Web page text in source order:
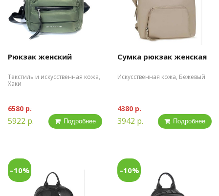
Рюкзак женский
Текстиль и искусственная кожа,
Хаки
6580 р.
5922 р. Подробнее
Сумка рюкзак женская
Искусственная кожа, Бежевый
4380 р.
3942 р. Подробнее
–10% –10%